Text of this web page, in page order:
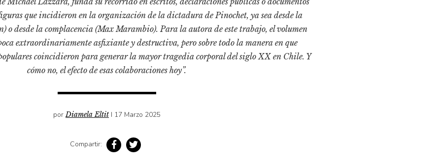
que incidieron en la organización de la dictadura de Pinochet, ya sea desde la
o desde la complacencia (Max Marambio). Para la autora de este trabajo, el volumen
extraordinariamente asfixiante y destructiva, pero sobre todo la manera en que
populares coincidieron para generar la mayor tragedia corporal del siglo XX en Chile. Y
cómo no, el efecto de esas colaboraciones hoy”.
porDiamela Eltit I 17 Marzo 2025
Compartir: